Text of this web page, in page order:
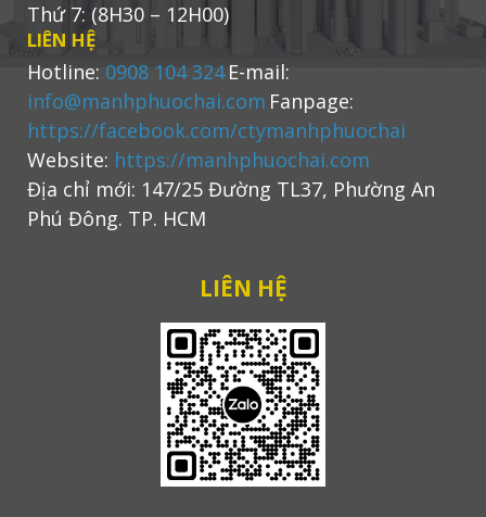
Thứ 7: (8H30 – 12H00)
LIÊN HỆ
Hotline: 0908 104 324 E-mail:
info@manhphuochai.com Fanpage:
https://facebook.com/ctymanhphuochai
Website: https://manhphuochai.com
Địa chỉ mới: 147/25 Đường TL37, Phường An
Phú Đông. TP. HCM
LIÊN HỆ